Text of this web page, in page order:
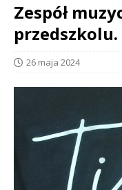
Zespół
przedszkolu.
26 maja 2024